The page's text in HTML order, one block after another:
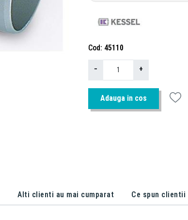
Cod 45110
− +
Adauga in cos
Alti clienti au mai cumparat Ce spun clientii